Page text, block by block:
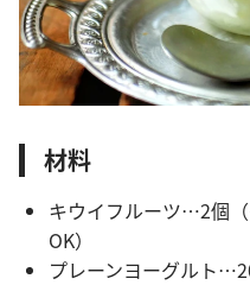
材料
キウイフルーツ…2個
OK）
プレーンヨーグルト